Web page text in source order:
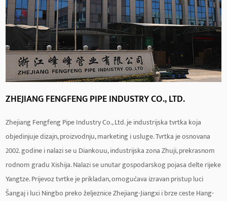
ZHEJIANG FENGFENG PIPE INDUSTRY CO., LTD.
Zhejiang Fengfeng Pipe Industry Co., Ltd. je industrijska tvrtka koja
objedinjuje dizajn, proizvodnju, marketing i usluge. Tvrtka je osnovana
2002. godine i nalazi se u Diankouu, industrijska zona Zhuji, prekrasnom
rodnom gradu Xishija. Nalazi se unutar gospodarskog pojasa delte rijeke
Yangtze. Prijevoz tvrtke je prikladan, omogućava izravan pristup luci
Šangaj i luci Ningbo preko željeznice Zhejiang-Jiangxi i brze ceste Hang-